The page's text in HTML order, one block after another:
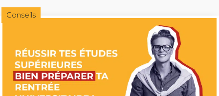
Conseils